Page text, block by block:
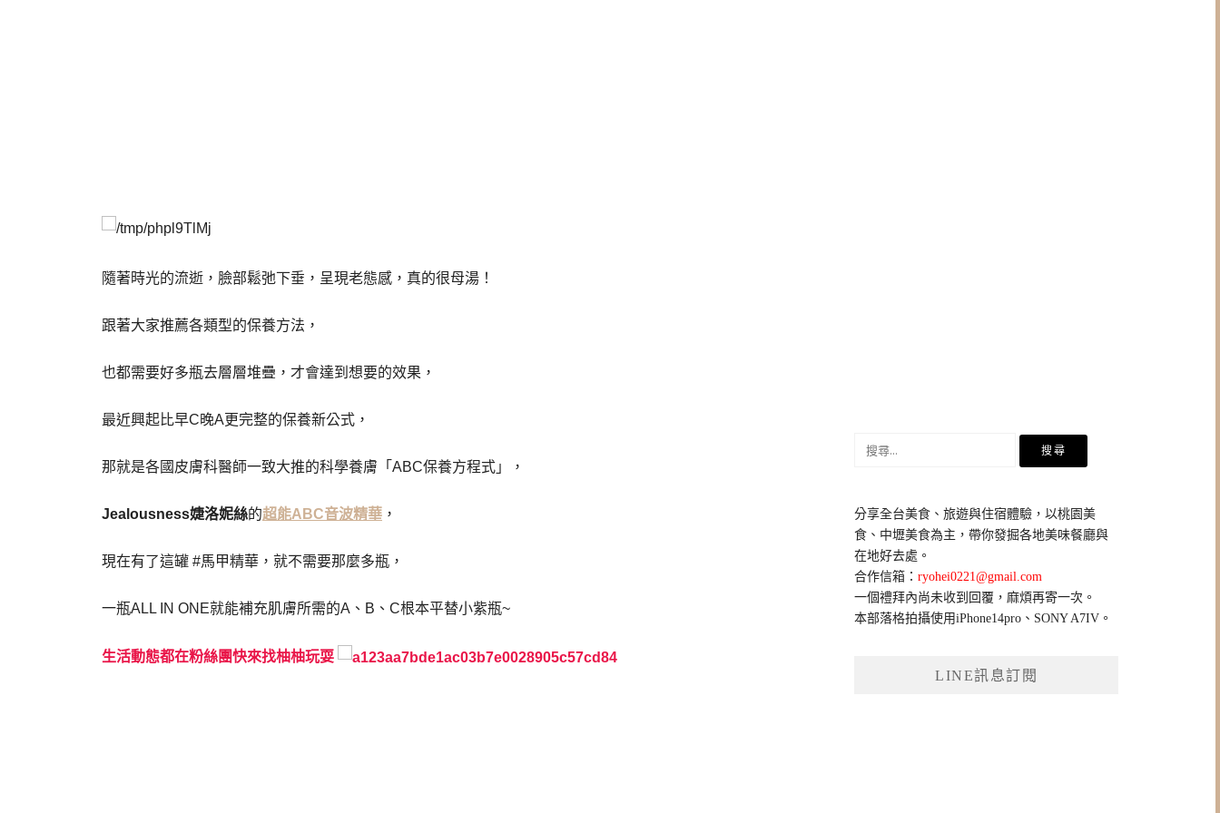
隨著時光的流逝，臉部鬆弛下垂，呈現老態感，真的很母湯！
跟著大家推薦各類型的保養方法，
也都需要好多瓶去層層堆疊，才會達到想要的效果，
最近興起比早C晚A更完整的保養新公式，
那就是各國皮膚科醫師一致大推的科學養膚「ABC保養方程式」，
Jealousness婕洛妮絲的超能ABC音波精華 ，
現在有了這罐 #馬甲精華，就不需要那麼多瓶，
一瓶ALL IN ONE就能補充肌膚所需的A、B、C根本平替小紫瓶~
生活動態都在粉絲團快來找柚柚玩耍
鍵
字:
分享全台美食、旅遊與住宿體驗，以桃園美
食、中壢美食為主，帶你發掘各地美味餐廳與
在地好去處。
合作信箱：ryohei0221@gmail.com
一個禮拜內尚未收到回覆，麻煩再寄一次。
本部落格拍攝使用iPhone14pro、SONY A7IV。
LINE訊息訂閱